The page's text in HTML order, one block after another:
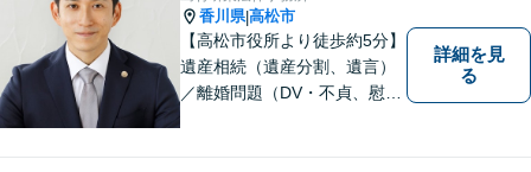
香川県|高松市
【高松市役所より徒歩約5分】
遺産相続（遺産分割、遺言）
／離婚問題（DV・不貞、慰謝
詳細を見
る